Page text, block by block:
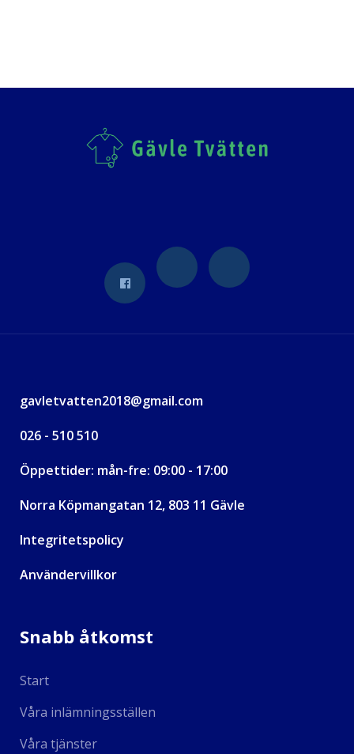
gavletvatten2018@gmail.com
026 - 510 510
Öppettider: mån-fre: 09:00 - 17:00
Norra Köpmangatan 12, 803 11 Gävle
Integritetspolicy
Användervillkor
Snabb åtkomst
Start
Våra inlämningsställen
Våra tjänster